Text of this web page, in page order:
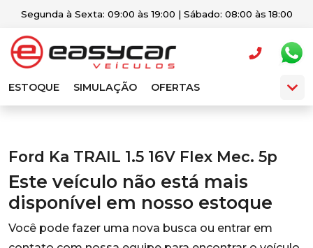
Segunda à Sexta: 09:00 às 19:00 | Sábado: 08:00 às 18:00
ESTOQUE SIMULAÇÃO OFERTAS
Ford Ka TRAIL 1.5 16V Flex Mec. 5p
Este veículo não está mais
disponível em nosso estoque
Você pode fazer uma nova busca ou entrar em